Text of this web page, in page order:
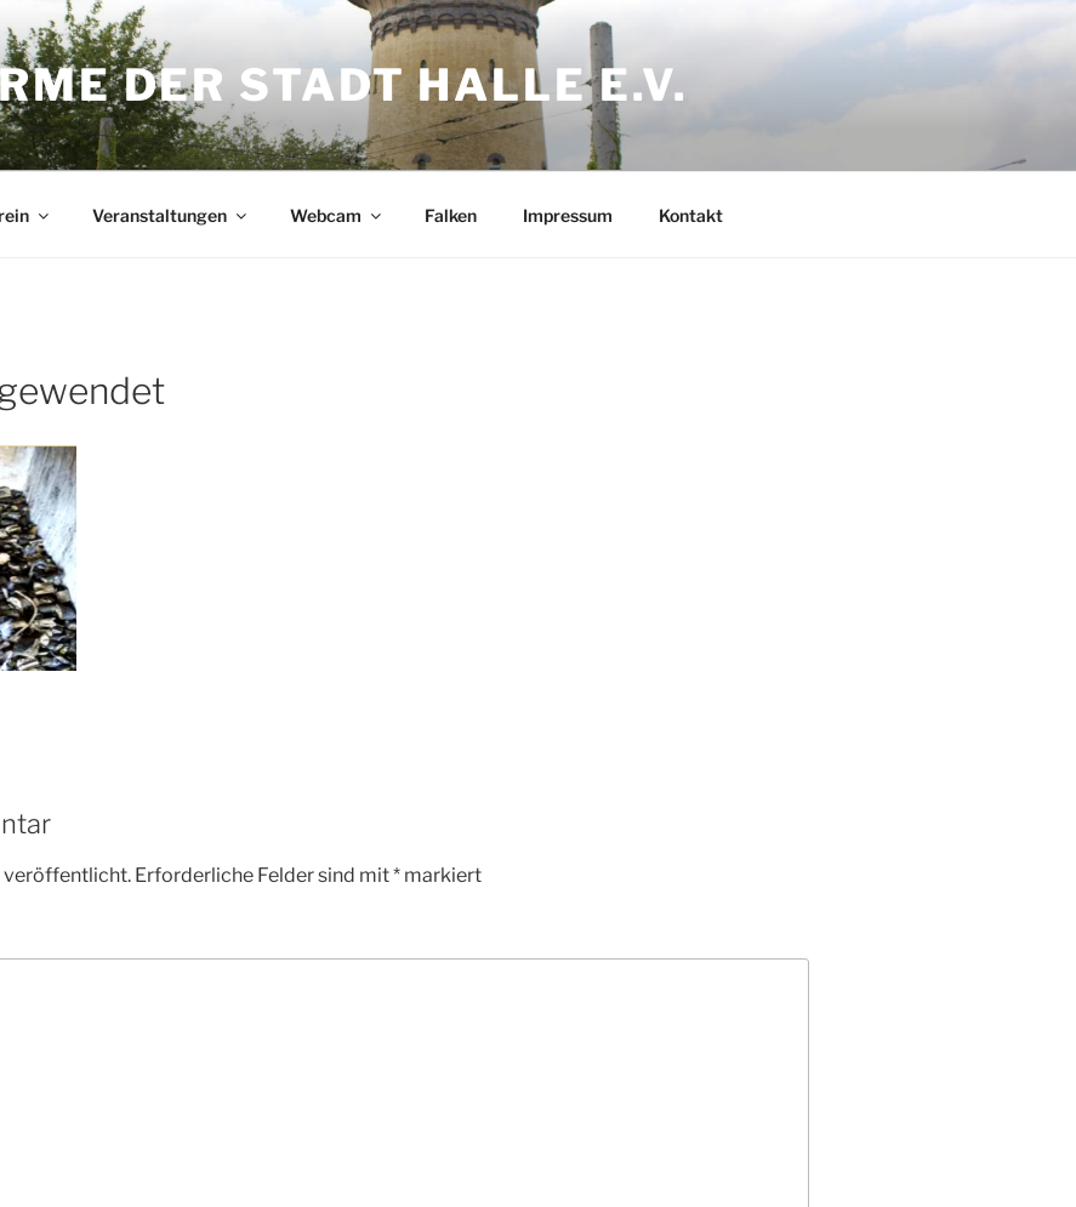
DER STADT HALLE E.V.
Veranstaltungen Webcam Falken Impressum Kontakt
veröffentlicht. Erforderliche Felder sind mit* markiert